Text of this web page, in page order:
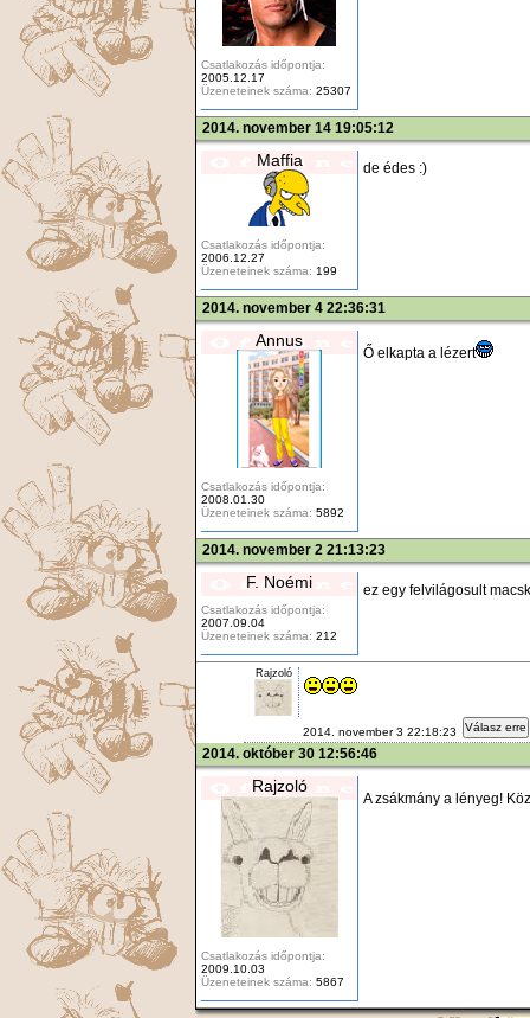
Csatlakozás időpontja:
2005.12.17
Üzeneteinek száma: 25307
2014. november 14 19:05:12
Maffia
Csatlakozás időpontja:
2006.12.27
Üzeneteinek száma: 199
de édes :)
2014. november 4 22:36:31
Annus
Csatlakozás időpontja:
2008.01.30
Üzeneteinek száma: 5892
Ő elkapta a lézert
2014. november 2 21:13:23
F. Noémi
Csatlakozás időpontja:
2007.09.04
Üzeneteinek száma: 212
ez egy felvilágosult
Rajzoló
2014. november 3 22:18:23 Válasz erre
2014. október 30 12:56:46
Rajzoló
Csatlakozás időpontja:
2009.10.03
Üzeneteinek száma: 5867
A zsákmány a lényeg!